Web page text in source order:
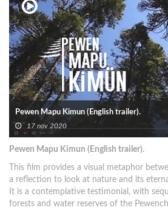
Pewen Mapu Kimun (English trailer).
17 nov 2020
Pewen Mapu Kimun (English trailer).
This film provides a visual metaphor
a reflection to look at nature and its
It is a contemplative testimonial, with
forests and water reserves of the